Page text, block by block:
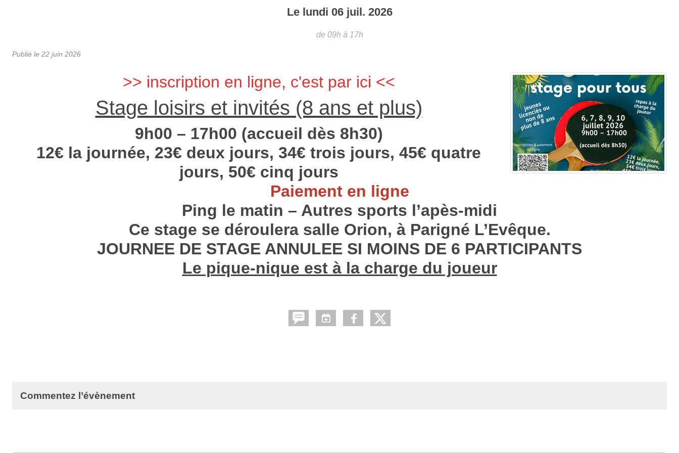
Le lundi 06 juil. 2026
de 09h à 17h
Publié le 22 juin 2026
>> inscription en ligne, c'est par ici <<
Stage loisirs et invités (8 ans et plus)
9h00 – 17h00 (accueil dès 8h30)
12€ la journée, 23€ deux jours, 34€ trois jours, 45€ quatre
jours, 50€ cinq jours
Paiement en ligne
Ping le matin – Autres sports l’apès-midi
Ce stage se déroulera salle Orion, à Parigné L’Evêque.
JOURNEE DE STAGE ANNULEE SI MOINS DE 6 PARTICIPANTS
Le pique-nique est à la charge du joueur
Commentez l’évènement